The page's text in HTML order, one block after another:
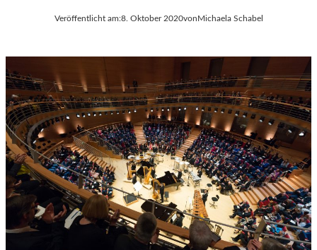
Veröffentlicht am:8. Oktober 2020vonMichaela Schabel